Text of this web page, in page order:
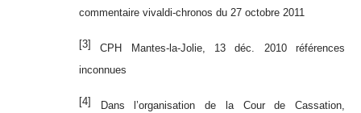
commentaire vivaldi-chronos du 27 octobre 2011
[3] CPH Mantes-la-Jolie, 13 déc. 2010 références
inconnues
[4]
Dans l’organisation de la Cour de Cassation,